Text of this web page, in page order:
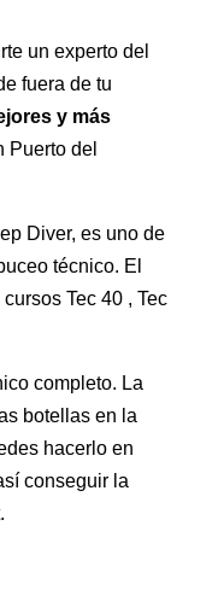
un experto del
fuera de tu
y más
Puerto del
Diver, es uno de
técnico. El
Tec 40 , Tec
completo. La
botellas en la
hacerlo en
conseguir la